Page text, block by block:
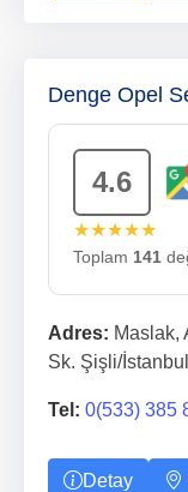
Denge Opel
4.6
★★★★★
Toplam 141
Adres: Maslak,
Sk. Şişli/İstanbul
Tel: 0(533) 385
Detay